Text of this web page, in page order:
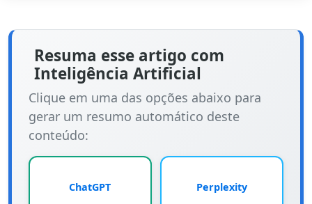
Resuma esse artigo com
Inteligência Artificial
Clique em uma das opções abaixo para
gerar um resumo automático deste
conteúdo:
ChatGPT Perplexity